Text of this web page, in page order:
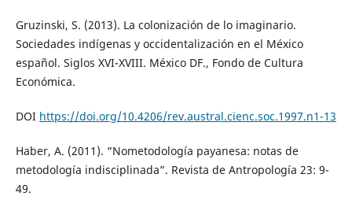
Gruzinski, S. (2013). La colonización de lo imaginario.
Sociedades indígenas y occidentalización en el México
español. Siglos XVI-XVIII. México DF., Fondo de Cultura
Económica.
DOI https://doi.org/10.4206/rev.austral.cienc.soc.1997.n1-13
Haber, A. (2011). “Nometodología payanesa: notas de
metodología indisciplinada”. Revista de Antropología 23: 9-
49.